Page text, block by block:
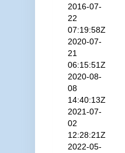
2016-07-
22
07:19:58Z
2020-07-
21
06:15:51Z
2020-08-
08
14:40:13Z
2021-07-
02
12:28:21Z
2022-05-